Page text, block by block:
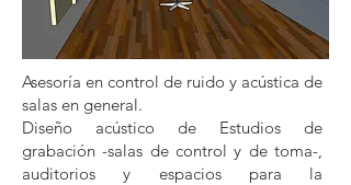
Asesoría en control de ruido y acústica de
salas en general.
Diseño acústico de Estudios de
grabación -salas de control y de toma-,
auditorios y espacios para la